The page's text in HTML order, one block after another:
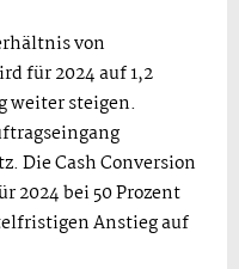
von
für 2024 auf 1,2
steigen.
Die Cash Conversion
2024 bei 50 Prozent
Anstieg auf